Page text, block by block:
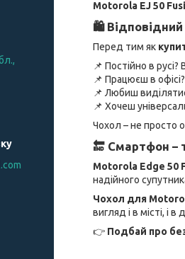
Motorola EJ 50
🛍 Відповідний
Перед тим як
📌 Постійно в
📌 Працюєш в
📌 Любиш
📌 Хочеш
Чохол – не просто
🔚 Смартфон –
Motorola Edge 50
надійного
Чохол для
вигляд і в місті, і в
👉 Подбай про